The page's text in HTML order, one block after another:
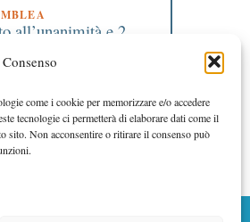
come i cookie per memorizzare e/o accedere
tecnologie ci permetterà di elaborare dati come il
sito. Non acconsentire o ritirare il consenso può
all’unanimità e 2
PRESIDENTE
insieme